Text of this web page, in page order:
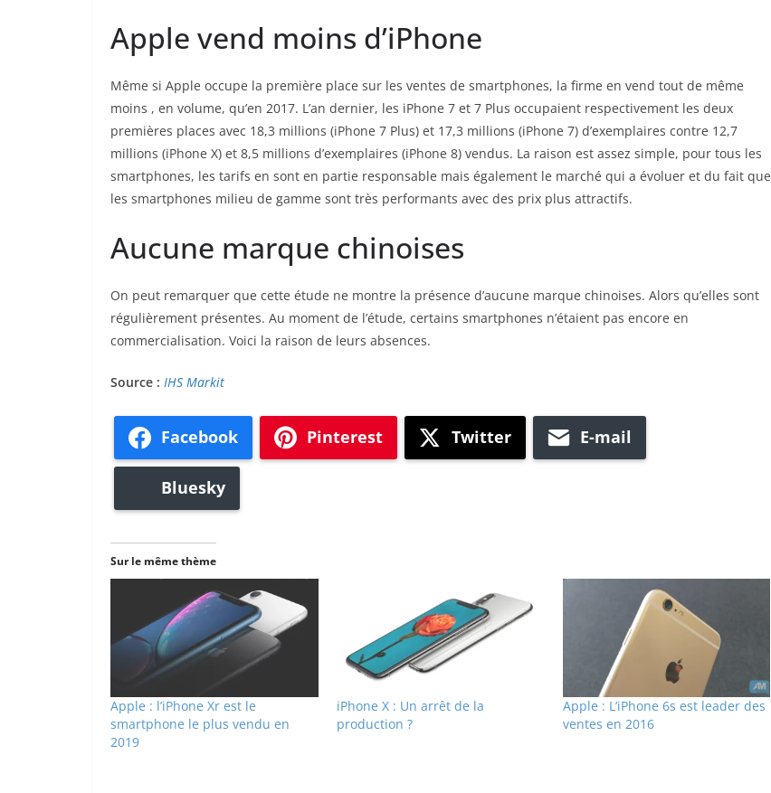
Apple vend moins d’iPhone
Même si Apple occupe la première place sur les ventes de smartphones, la firme en vend tout de même
moins , en volume, qu’en 2017. L’an dernier, les iPhone 7 et 7 Plus occupaient respectivement les deux
premières places avec 18,3 millions (iPhone 7 Plus) et 17,3 millions (iPhone 7) d’exemplaires contre 12,7
millions (iPhone X) et 8,5 millions d’exemplaires (iPhone 8) vendus. La raison est assez simple, pour tous les
smartphones, les tarifs en sont en partie responsable mais également le marché qui a évoluer et du fait que
les smartphones milieu de gamme sont très performants avec des prix plus attractifs.
Aucune marque chinoises
On peut remarquer que cette étude ne montre la présence d’aucune marque chinoises. Alors qu’elles sont
régulièrement présentes. Au moment de l’étude, certains smartphones n’étaient pas encore en
commercialisation. Voici la raison de leurs absences.
Source : IHS Markit
Facebook Pinterest Twitter E-mail
Bluesky
Sur le même thème
Apple : l’iPhone Xr est le
smartphone le plus vendu en
2019
iPhone X : Un arrêt de la
production ?
Apple : L’iPhone 6s est leader des
ventes en 2016